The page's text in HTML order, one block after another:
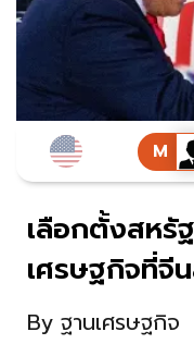
เลือกตั้งสหรั
เศรษฐกิจที่จี
By ฐานเศรษฐกิจ